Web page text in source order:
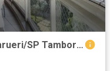
Apartamento para Venda em Barueri/SP Tamboré 2 Quartos